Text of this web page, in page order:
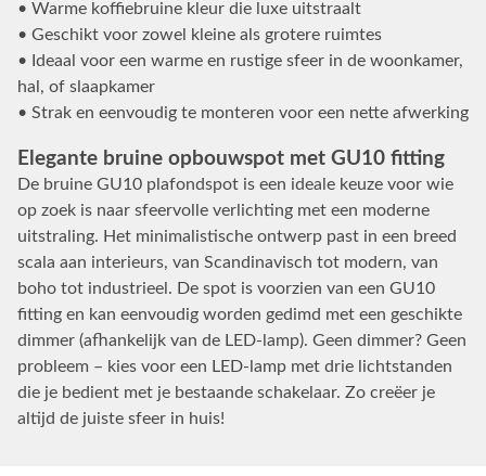
• Warme koffiebruine kleur die luxe uitstraalt
• Geschikt voor zowel kleine als grotere ruimtes
• Ideaal voor een warme en rustige sfeer in de woonkamer,
hal, of slaapkamer
• Strak en eenvoudig te monteren voor een nette afwerking
Elegante bruine opbouwspot met GU10 fitting
De bruine GU10 plafondspot is een ideale keuze voor wie
op zoek is naar sfeervolle verlichting met een moderne
uitstraling. Het minimalistische ontwerp past in een breed
scala aan interieurs, van Scandinavisch tot modern, van
boho tot industrieel. De spot is voorzien van een GU10
fitting en kan eenvoudig worden gedimd met een geschikte
dimmer (afhankelijk van de LED-lamp). Geen dimmer? Geen
probleem – kies voor een LED-lamp met drie lichtstanden
die je bedient met je bestaande schakelaar. Zo creëer je
altijd de juiste sfeer in huis!